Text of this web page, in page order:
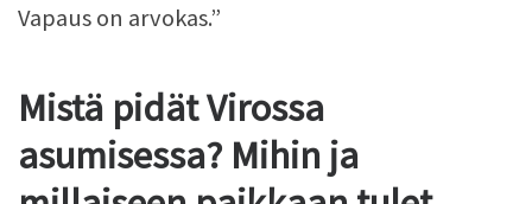
Vapaus on arvokas.”
Mistä pidät Virossa
asumisessa? Mihin ja